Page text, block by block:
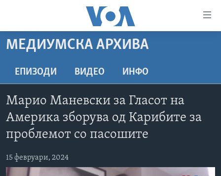
пристапност
содржина
Премини
до
страната
навигација
Пребарувај
ДОМА
РУБРИКИ
МАКЕДОНИЈА
СВЕТ
ПОЛИТИКА
ДОКУМЕНТАРЦИ
АРХИВИРАНА ПРОГРАМА
ВЕСТИ ОД САД ВО МИНУТА - АРХИВА
ЗА НАС
Learning English
МЕДИУМСКА АРХИВА
ЕПИЗОДИ ВИДЕО ИНФО
Марио Маневски за Гласот на
Америка зборува од Карибите за
проблемот со пасошите
15 февруари, 2024